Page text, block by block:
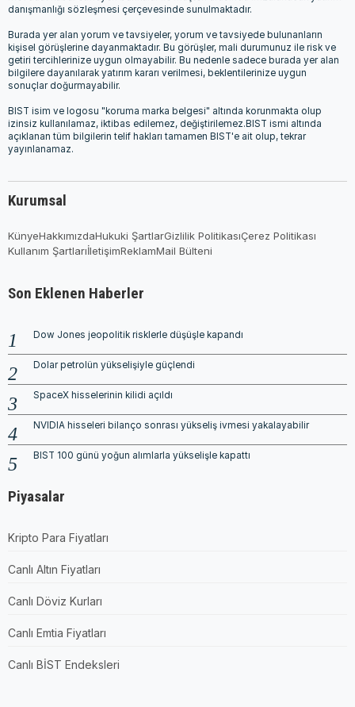
danışmanlığı sözleşmesi çerçevesinde sunulmaktadır.
Burada yer alan yorum ve tavsiyeler, yorum ve tavsiyede bulunanların
kişisel görüşlerine dayanmaktadır. Bu görüşler, mali durumunuz ile risk ve
getiri tercihlerinize uygun olmayabilir. Bu nedenle sadece burada yer alan
bilgilere dayanılarak yatırım kararı verilmesi, beklentilerinize uygun
sonuçlar doğurmayabilir.
BIST isim ve logosu "koruma marka belgesi" altında korunmakta olup
izinsiz kullanılamaz, iktibas edilemez, değiştirilemez.BIST ismi altında
açıklanan tüm bilgilerin telif hakları tamamen BIST'e ait olup, tekrar
yayınlanamaz.
Kurumsal
KünyeHakkımızdaHukuki ŞartlarGizlilik PolitikasıÇerez Politikası
Kullanım ŞartlarıİletişimReklamMail Bülteni
Son Eklenen Haberler
Dow Jones jeopolitik risklerle düşüşle kapandı
Dolar petrolün yükselişiyle güçlendi
SpaceX hisselerinin kilidi açıldı
NVIDIA hisseleri bilanço sonrası yükseliş ivmesi yakalayabilir
BIST 100 günü yoğun alımlarla yükselişle kapattı
Piyasalar
Kripto Para Fiyatları
Canlı Altın Fiyatları
Canlı Döviz Kurları
Canlı Emtia Fiyatları
Canlı BİST Endeksleri